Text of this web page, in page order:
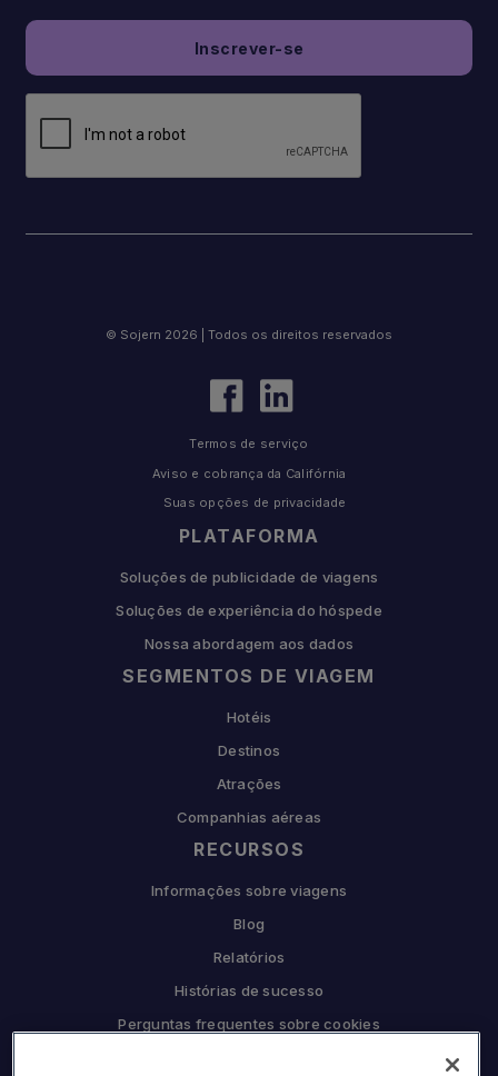
PLATAFORMA
Soluções de publicidade de viagens
Soluções de experiência do hóspede
Nossa abordagem aos dados
SEGMENTOS DE VIAGEM
Hotéis
Destinos
Atrações
Companhias aéreas
RECURSOS
Informações sobre viagens
Blog
Relatórios
Histórias de sucesso
Perguntas frequentes sobre cookies
© Sojern 2026 | Todos os direitos reservados
Termos de serviço
Aviso e cobrança da Califórnia
Suas opções de privacidade